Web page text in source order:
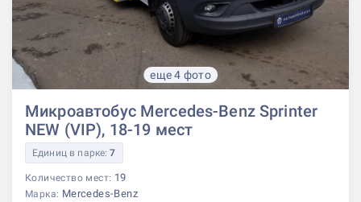
еще 4 фото
Микроавтобус Mercedes-Benz Sprinter
NEW (VIP), 18-19 мест
Единиц в парке:7
Количество мест: 19
Марка: Mercedes-Benz